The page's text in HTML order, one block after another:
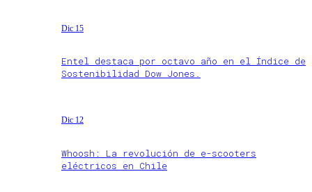
Dic 15
Entel destaca por octavo año en el Índice de
Sostenibilidad Dow Jones.
Dic 12
Whoosh: La revolución de e-scooters
eléctricos en Chile